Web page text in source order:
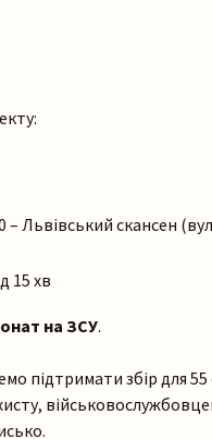
– Львівський скансен
15 хв
на ЗСУ.
підтримати збір для